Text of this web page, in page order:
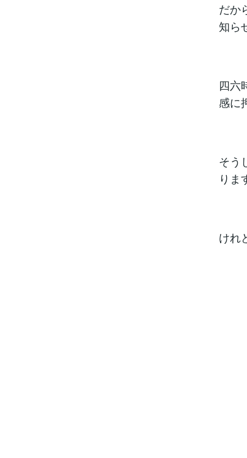
だか
知ら
四六
感に
そう
りま
けれ